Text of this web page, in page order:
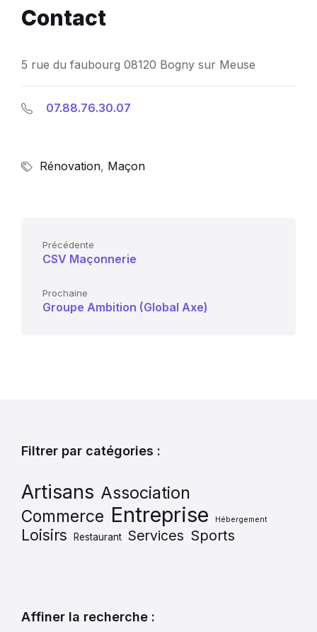
Contact
5 rue du faubourg 08120 Bogny sur Meuse
07.88.76.30.07
Rénovation, Maçon
Précédente
CSV Maçonnerie
Prochaine
Groupe Ambition (Global Axe)
Filtrer par catégories :
Artisans Association
Commerce Entreprise Hébergement
Loisirs Restaurant Services Sports
Affiner la recherche :